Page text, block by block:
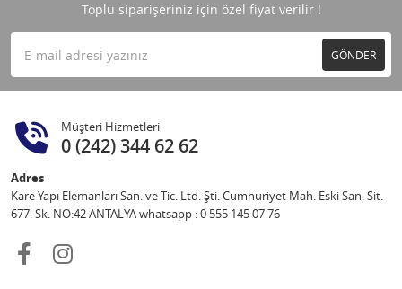
Toplu siparişeriniz için özel fiyat verilir !
GÖNDER
Müşteri Hizmetleri
0 (242) 344 62 62
Adres
Kare Yapı Elemanları San. ve Tic. Ltd. Şti. Cumhuriyet Mah. Eski San. Sit.
677. Sk. NO:42 ANTALYA whatsapp : 0 555 145 07 76